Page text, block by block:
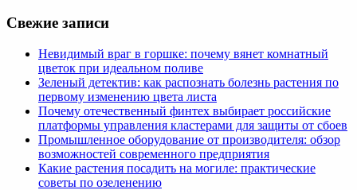
Свежие записи
Невидимый враг в горшке: почему вянет комнатный
цветок при идеальном поливе
Зеленый детектив: как распознать болезнь растения по
первому изменению цвета листа
Почему отечественный финтех выбирает российские
платформы управления кластерами для защиты от сбоев
Промышленное оборудование от производителя: обзор
возможностей современного предприятия
Какие растения посадить на могиле: практические
советы по озеленению